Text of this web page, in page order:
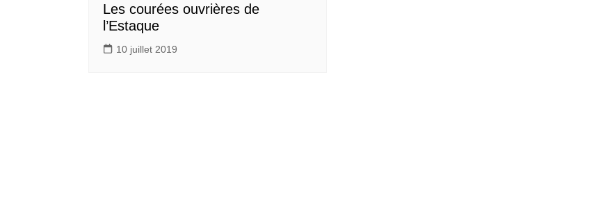
Les courées ouvrières de
l’Estaque
10 juillet 2019